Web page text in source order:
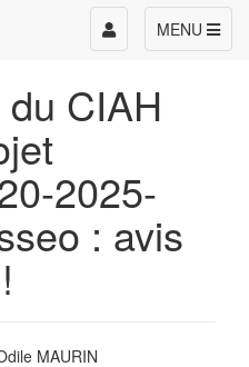
MENU
Toggle
navigation
CIAH
2025-
: avis
MAURIN